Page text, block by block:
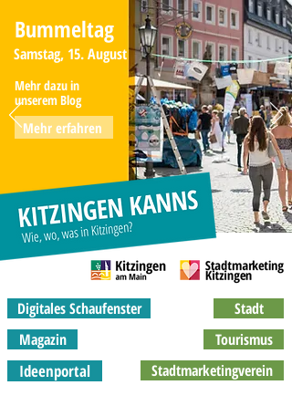
Bummeltag
Samstag, 15. August
Mehr dazu in
unserem Blog
Mehr erfahren
Stadt
Digitales Schaufenster
Magazin
Ideenportal
Tourismus
Stadtmarketingverein